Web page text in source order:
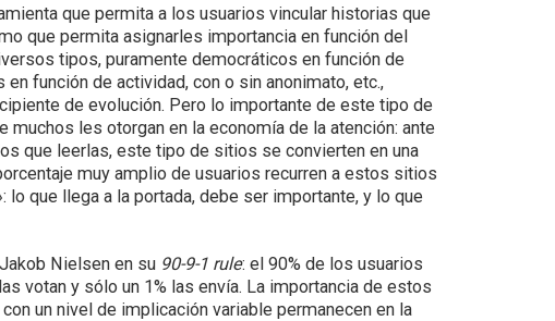
que permita a los usuarios vincular historias que
que permita asignarles importancia en función del
tipos, puramente democráticos en función de
función de actividad, con o sin anonimato, etc.,
de evolución. Pero lo importante de este tipo de
les otorgan en la economía de la atención: ante
que leerlas, este tipo de sitios se convierten en una
muy amplio de usuarios recurren a estos sitios
que llega a la portada, debe ser importante, y lo que
Nielsen en su 90-9-1 rule: el 90% de los usuarios
votan y sólo un 1% las envía. La importancia de estos
un nivel de implicación variable permanecen en la